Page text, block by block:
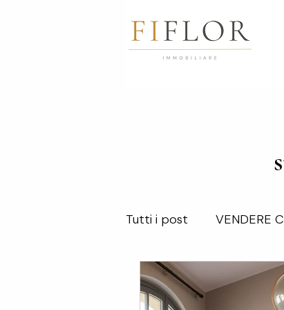
Tutti i post VENDERE
VALUTAZIONI